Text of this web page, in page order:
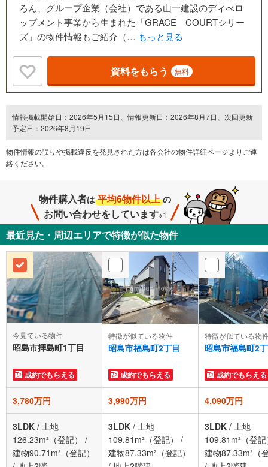
ろん、グループ企業（会社）である山一建設のディべロ
ップメント事業から生まれた「GRACE COURTシリー
ズ」の物件情報もご紹介（… もっと見る
資料をもらう 無料
情報掲載開始日：2026年5月15日、情報更新日：2026年8月7日、次回更新
予定日：2026年8月19日
物件情報の誤りや掲載違反を発⾒された方は各会社の物件詳細ページよりご連
絡ください。
物件購入者は 平均6物件以上 の
お問い合わせをしています※1
最近見た・周辺エリアで特徴が似た物件
今見ている物件
昭島市拝島町1丁目
成約でもらえる
特徴が似ている物件
昭島市福島町2丁目
成約でもらえる
特徴が似ている物
昭島市福島町2
成約でもらえる
3,780万円 3,990万円 4,090万円
3LDK / 土地
126.23m²（登記）
/
建物90.71m²（登記）
3LDK / 土地
109.81m²（登記）
/
建物87.33m²（登記）
3LDK / 土地
109.81m²（登
建物87.33m²（